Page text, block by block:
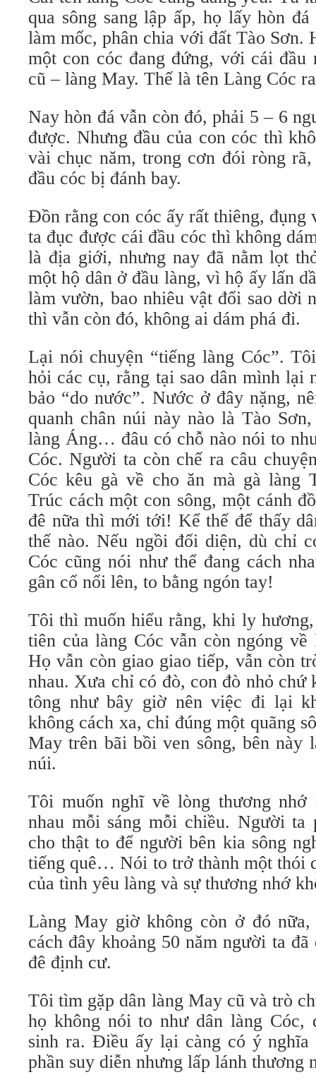
qua sông sang lập ấp, họ lấy hòn
làm mốc, phân chia với đất Tào Sơn.
một con cóc đang đứng, với cái đầu
cũ – làng May. Thế là tên Làng Cóc
Nay hòn đá vẫn còn đó, phải 5 – 6
được. Nhưng đầu của con cóc thì
vài chục năm, trong cơn đói ròng
đầu cóc bị đánh bay.
Đồn rằng con cóc ấy rất thiêng, đụng
ta đục được cái đầu cóc thì không
là địa giới, nhưng nay đã nằm lọt
một hộ dân ở đầu làng, vì hộ ấy lấn
làm vườn, bao nhiêu vật đổi sao dời
thì vẫn còn đó, không ai dám phá đi.
Lại nói chuyện “tiếng làng Cóc”.
hỏi các cụ, rằng tại sao dân mình lại
bảo “do nước”. Nước ở đây nặng,
quanh chân núi này nào là Tào
làng Áng… đâu có chỗ nào nói to
Cóc. Người ta còn chế ra câu
Cóc kêu gà về cho ăn mà gà làng
Trúc cách một con sông, một cánh
đê nữa thì mới tới! Kể thế để thấy
thế nào. Nếu ngồi đối diện, dù chỉ
Cóc cũng nói như thể đang cách
gân cổ nổi lên, to bằng ngón tay!
Tôi thì muốn hiểu rằng, khi ly
tiên của làng Cóc vẫn còn ngóng về
Họ vẫn còn giao giao tiếp, vẫn còn
nhau. Xưa chỉ có đò, con đò nhỏ chứ
tông như bây giờ nên việc đi lại
không cách xa, chỉ đúng một quãng
May trên bãi bồi ven sông, bên này
núi.
Tôi muốn nghĩ về lòng thương
nhau mỗi sáng mỗi chiều. Người ta
cho thật to để người bên kia sông
tiếng quê… Nói to trở thành một thói
của tình yêu làng và sự thương nhớ
Làng May giờ không còn ở đó
cách đây khoảng 50 năm người ta
đê định cư.
Tôi tìm gặp dân làng May cũ và trò
họ không nói to như dân làng Cóc,
sinh ra. Điều ấy lại càng có ý
phần suy diễn nhưng lấp lánh thương